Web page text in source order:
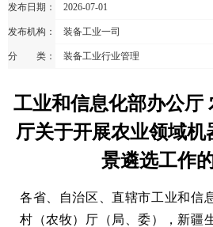
发布日期： 2026-07-01
发布机构： 装备工业一司
分 类： 装备工业行业管理
工业和信息化部办公厅
厅关于开展农业领域
景遴选工作
各省、自治区、直辖市工业和信
村（农牧）厅（局、委），新疆